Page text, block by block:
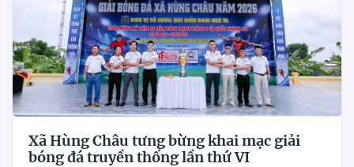
Xã Hùng Châu tưng bừng khai mạc giải
bóng đá truyền thống lần thứ VI